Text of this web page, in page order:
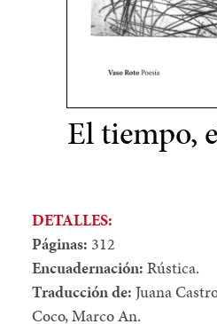
El tiempo,
DETALLES:
Páginas: 312
Encuadernación:Rústica.
Traducción de:Juana
Coco, Marco An.